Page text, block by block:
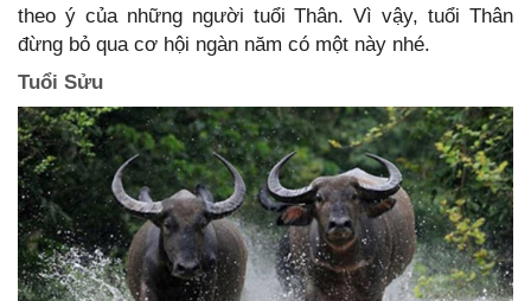
theo ý của những người tuổi Thân. Vì vậy, tuổi Thân
đừng bỏ qua cơ hội ngàn năm có một này nhé.
Tuổi Sửu